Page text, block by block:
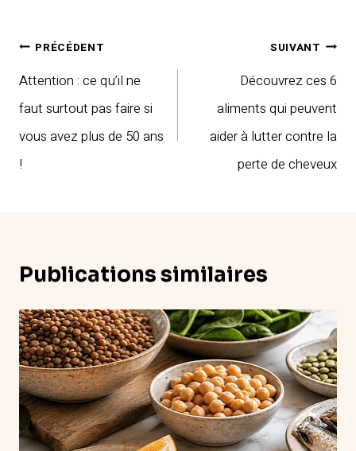
Navigation
de
l’article
PRÉCÉDENT
Attention : ce qu’il ne
faut surtout pas faire si
vous avez plus de 50 ans
!
SUIVANT
Découvrez ces 6
aliments qui peuvent
aider à lutter contre la
perte de cheveux
Publications similaires